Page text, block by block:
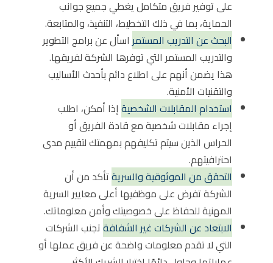
على توفير فريق متكامل يغطي جميع جوانب
الحماية، بما في ذلك التخطيط، التنفيذ، والمتابعة.
البحث عن التدريب المستمر اسأل عن برامج التطوير
والتدريب المستمر التي توفرها الشركة لفريقها.
هذا يضمن أنهم على اطلاع دائم بأحدث الأساليب
والتقنيات الأمنية.
استخدام المقابلات الشخصيةإذا أمكن، اطلب
إجراء مقابلات شخصية مع قادة الفريق أو
الحراس الذين سيتم تكليفهم بمهمتك لتقييم مدى
احترافيتهم.
التحقق من الموثوقية والسريةتأكد من أن
الشركة تفرض على موظفيها أعلى معايير السرية
المهنية للحفاظ على خصوصيتك وأمن معلوماتك.
الابتعاد عن الشركات غير الشفافةتجنب الشركات
التي لا تقدم معلومات واضحة عن فريق عملها أو